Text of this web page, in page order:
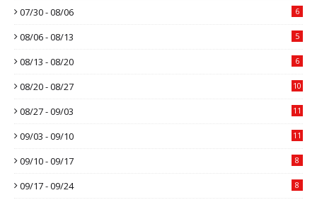
07/30 - 08/06 6
08/06 - 08/13 5
08/13 - 08/20 6
08/20 - 08/27 10
08/27 - 09/03 11
09/03 - 09/10 11
09/10 - 09/17 8
09/17 - 09/24 8